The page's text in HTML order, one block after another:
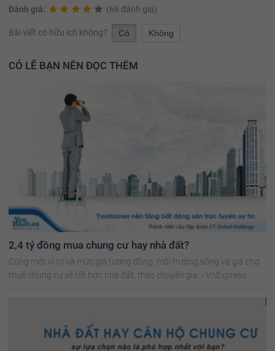
Đánh giá: (66 đánh giá)
Bài viết có hữu ích không? Có Không
CÓ LẼ BẠN NÊN ĐỌC THÊM
2,4 tỷ đồng mua chung cư hay nhà đất?
Cùng một vị trí và mức giá tương đồng, môi trường sống và giá cho
thuê chung cư sẽ tốt hơn nhà đất, theo chuyên gia. - VnExpress